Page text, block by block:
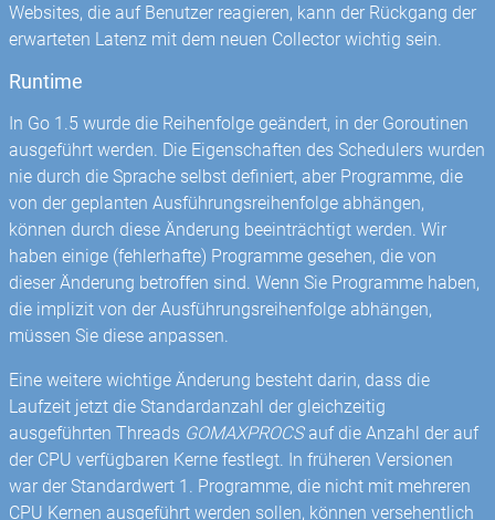
Websites, die auf Benutzer reagieren, kann der Rückgang der
erwarteten Latenz mit dem neuen Collector wichtig sein.
Runtime
In Go 1.5 wurde die Reihenfolge geändert, in der Goroutinen
ausgeführt werden. Die Eigenschaften des Schedulers wurden
nie durch die Sprache selbst definiert, aber Programme, die
von der geplanten Ausführungsreihenfolge abhängen,
können durch diese Änderung beeinträchtigt werden. Wir
haben einige (fehlerhafte) Programme gesehen, die von
dieser Änderung betroffen sind. Wenn Sie Programme haben,
die implizit von der Ausführungsreihenfolge abhängen,
müssen Sie diese anpassen.
Eine weitere wichtige Änderung besteht darin, dass die
Laufzeit jetzt die Standardanzahl der gleichzeitig
ausgeführten Threads GOMAXPROCSauf die Anzahl der auf
der CPU verfügbaren Kerne festlegt. In früheren Versionen
war der Standardwert 1. Programme, die nicht mit mehreren
CPU Kernen ausgeführt werden sollen, können versehentlich